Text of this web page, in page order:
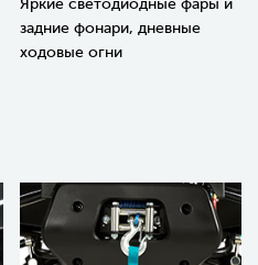
Яркие светодиодные фары и
задние фонари, дневные
ходовые огни